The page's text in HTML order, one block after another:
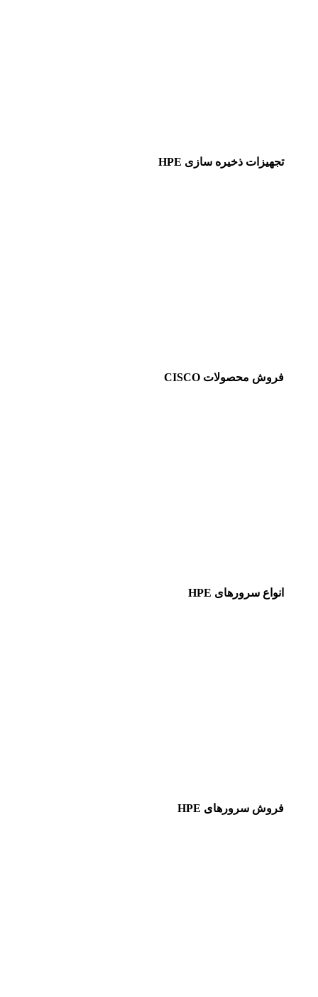
تجهیزات ذخیره سازی HPE
فروش محصولات CISCO
انواع سرورهای HPE
فروش سرورهای HPE